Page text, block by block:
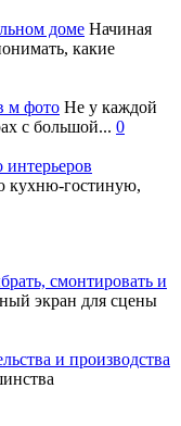
доме Начиная
какие
м фото Не у каждой
с большой... 0
кухню-гостиную,
смонтировать и
экран для сцены
и производства